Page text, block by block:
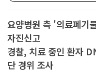
요양병원 측 '의료폐기
자진신고
경찰, 치료 중인 환자
단 경위 조사